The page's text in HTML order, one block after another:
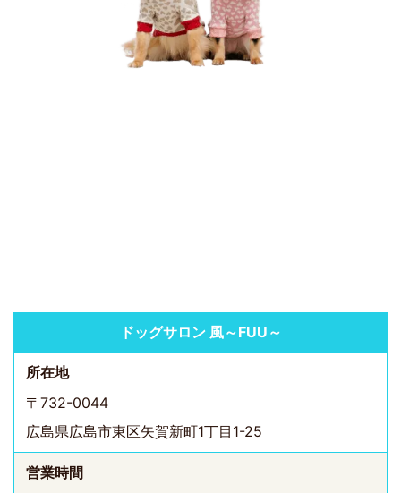
ドッグサロン 風～FUU～
所在地
〒732-0044
広島県広島市東区矢賀新町1丁目1-25
営業時間